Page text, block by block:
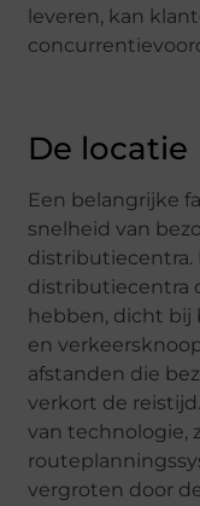
leveren, kan
De locatie
Een belangrijke
snelheid van
distributiecentra.
distributiecentra
hebben, dicht bij
en
afstanden die
verkort de
van technologie,
vergroten door